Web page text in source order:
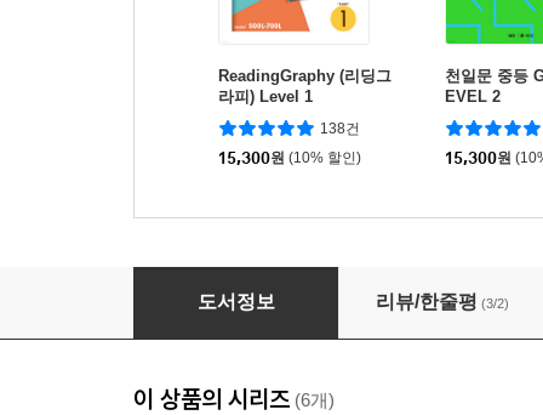
ReadingGraphy (리딩그
라피) Level 1
138건
15,300원 (10% 할인)
천일문 중등
EVEL 2
15,300원
ReadingGraphy (리딩그라피) Level 6
도서정보 리뷰/한줄평 (3/2)
이 상품의 시리즈 (6개)